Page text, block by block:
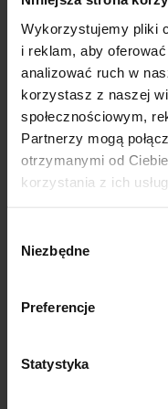
Wykorzystujemy pliki
i reklam, aby
analizować ruch w
korzystasz z naszej
społecznościowym,
Partnerzy mogą
otrzymanymi od
korzystania z ich usług.
zgody
Niezbędne
Preferencje
Statystyka
Reakcja
8Forma
pomponowaKolor -
różowyHodowca -
Reakcja
różowyHodowca -